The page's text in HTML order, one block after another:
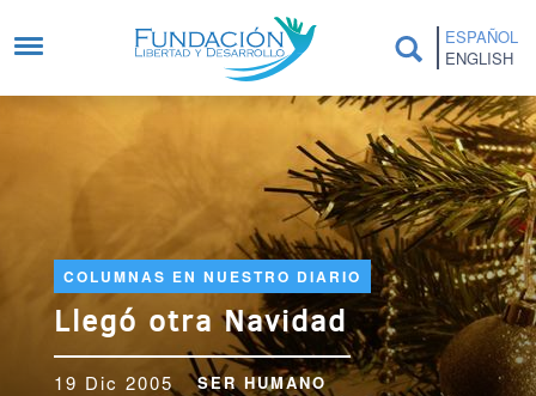
ESPAÑOL
ENGLISH
COLUMNAS EN NUESTRO DIARIO
Llegó otra Navidad
19 Dic 2005 SER HUMANO